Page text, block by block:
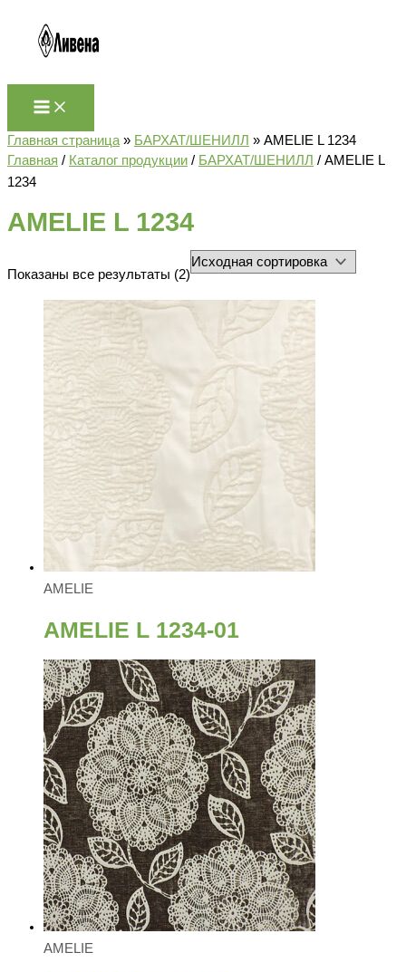
содержимому
Главная страница » БАРХАТ/ШЕНИЛЛ » AMELIE L 1234
Главная / Каталог продукции / БАРХАТ/ШЕНИЛЛ / AMELIE L
1234
AMELIE L 1234
Показаны все результаты (2)
AMELIE
AMELIE L 1234-01
AMELIE